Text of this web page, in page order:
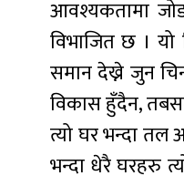
आवश्यकतामा
विभाजित छ ।
समान देख्ने जुन
विकास हुँदैन,
त्यो घर भन्दा तल
भन्दा धेरै घरहरु